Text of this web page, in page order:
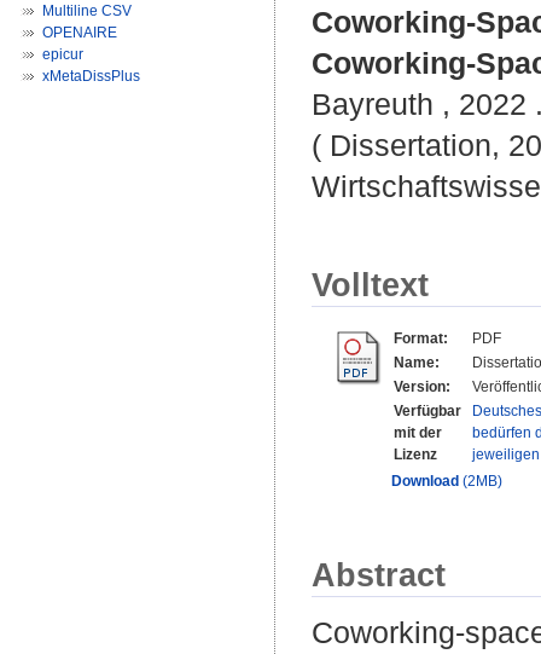
Multiline CSV
OPENAIRE
epicur
xMetaDissPlus
Coworking-
Coworking-
Bayreuth , 2022
( Dissertation,
Volltext
Format:
PDF
Name:
Version:
Verfügbar
mit der
Lizenz
bedürfen
Download (2MB)
Abstract
Coworking-